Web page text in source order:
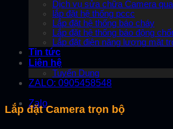
Dịch vụ sửa chữa Camera
lắp đặt hệ thống pccc
Lắp đặt hệ thống báo cháy
Lắp đặt hệ thống báo động
Lắp đặt điện năng lượng mặt
Tin tức
Liên hệ
Tuyển Dụng
ZALO: 0905458548
Zalo
Lắp đặt Camera trọn bộ